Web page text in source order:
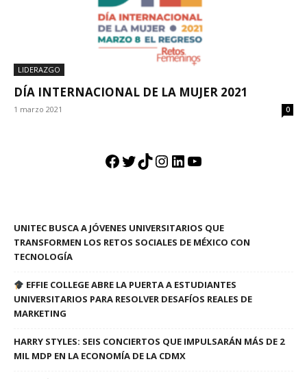
LIDERAZGO
DÍA INTERNACIONAL DE LA MUJER 2021
1 marzo 2021 0
Facebook
Twitter
TikTok
Instagram
LinkedIn
YouTube
UNITEC BUSCA A JÓVENES UNIVERSITARIOS QUE
TRANSFORMEN LOS RETOS SOCIALES DE MÉXICO CON
TECNOLOGÍA
EFFIE COLLEGE ABRE LA PUERTA A ESTUDIANTES
UNIVERSITARIOS PARA RESOLVER DESAFÍOS REALES DE
MARKETING
HARRY STYLES: SEIS CONCIERTOS QUE IMPULSARÁN MÁS DE 2
MIL MDP EN LA ECONOMÍA DE LA CDMX